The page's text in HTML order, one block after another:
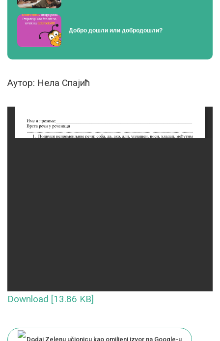
Добро дошли или добродошли?
Аутор: Нела Спајић
Download [13.86 KB]
Dodaj Zelenu učionicu kao omiljeni izvor na Google-u